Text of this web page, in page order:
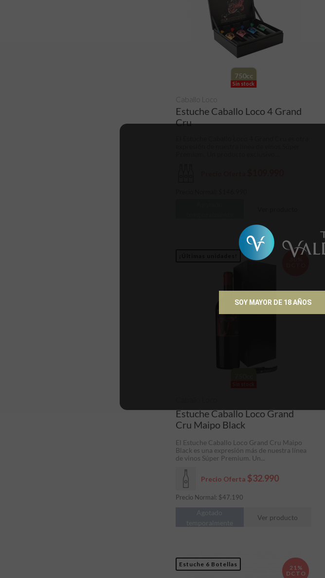
750cc
Sin stock
Estuche Caballo Loco 4 Grand
Cru
Caballo Loco
30%
Estuche Caballo Loco Grand
Cru Maipo Black
Precio Oferta $32.990
Precio Normal: $47.190
El Estuche Caballo Loco Grand Cru Maipo
Black es una expresión más de nuestra línea
de vinos Súper Premium. Un...
Agotado
temporalmente
Ver producto
Estuche 6 Botellas
21%
DCTO
SOY MAYOR DE 18 AÑOS